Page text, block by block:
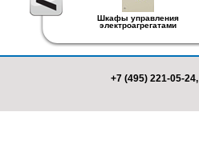
Шкафы управления
электроагрегатами
+7 (495) 221-05-24,